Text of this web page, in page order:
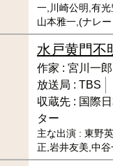
一,川崎公明,有
山本雅一,(ナレ
水戸黄門不
作家 : 宮川一郎
放送局 : TBS
収蔵先 : 国際
ター
主な出演 : 東野
正,岩井友美,中